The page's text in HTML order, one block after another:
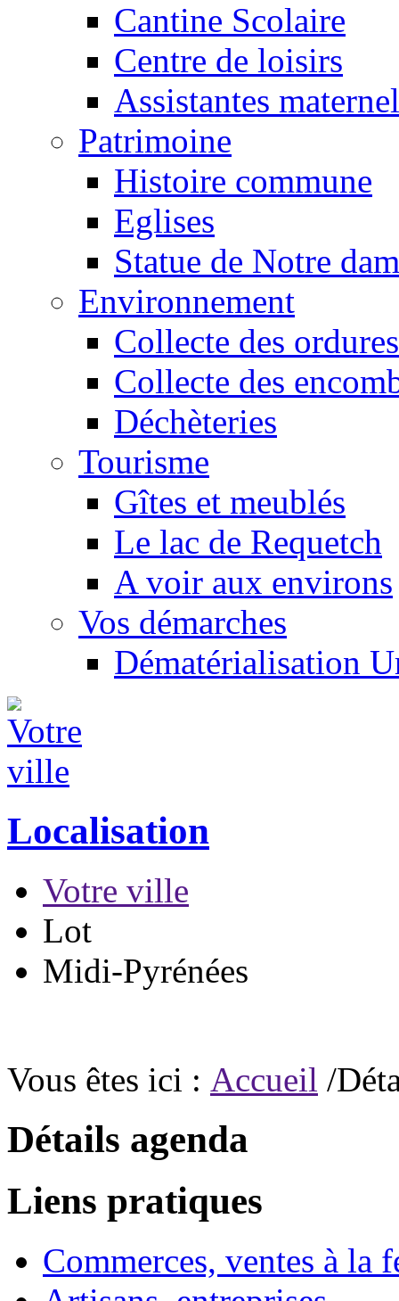
Cantine Scolaire
Centre de loisirs
Assistantes
Patrimoine
Histoire commune
Eglises
Statue de Notre
Environnement
Collecte des ordures
Collecte des
Déchèteries
Tourisme
Gîtes et meublés
Le lac de Requetch
A voir aux environs
Vos démarches
Dématérialisation
Localisation
Votre ville
Lot
Midi-Pyrénées
Vous êtes ici : Accueil /
Détails agenda
Liens pratiques
Commerces, ventes à la